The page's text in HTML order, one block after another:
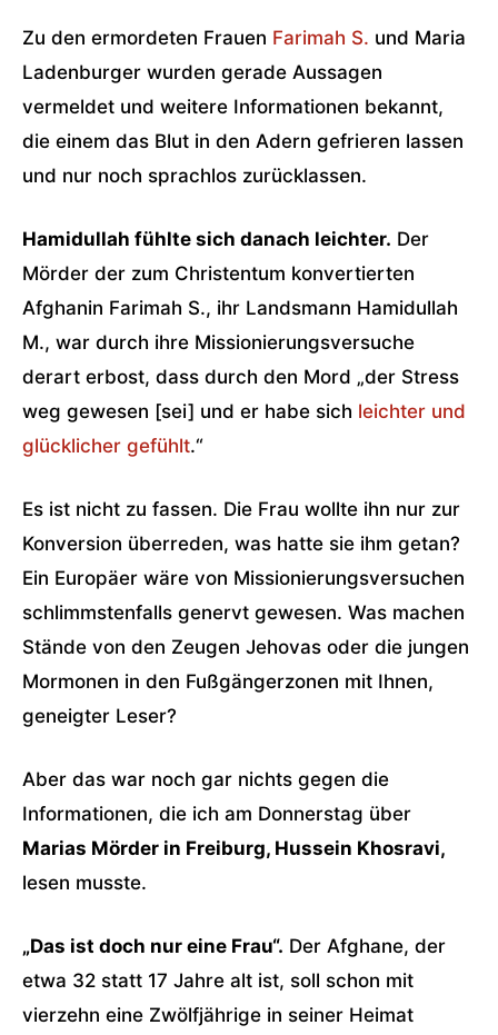
Zu den ermordeten Frauen Farimah S. und Maria
Ladenburger wurden gerade Aussagen
vermeldet und weitere Informationen bekannt,
die einem das Blut in den Adern gefrieren lassen
und nur noch sprachlos zurücklassen.
Hamidullah fühlte sich danach leichter. Der
Mörder der zum Christentum konvertierten
Afghanin Farimah S., ihr Landsmann Hamidullah
M., war durch ihre Missionierungsversuche
derart erbost, dass durch den Mord „der Stress
weg gewesen [sei] und er habe sich leichter und
glücklicher gefühlt.“
Es ist nicht zu fassen. Die Frau wollte ihn nur zur
Konversion überreden, was hatte sie ihm getan?
Ein Europäer wäre von Missionierungsversuchen
schlimmstenfalls genervt gewesen. Was machen
Stände von den Zeugen Jehovas oder die jungen
Mormonen in den Fußgängerzonen mit Ihnen,
geneigter Leser?
Aber das war noch gar nichts gegen die
Informationen, die ich am Donnerstag über
Marias Mörder in Freiburg, Hussein Khosravi,
lesen musste.
„Das ist doch nur eine Frau“. Der Afghane, der
etwa 32 statt 17 Jahre alt ist, soll schon mit
vierzehn eine Zwölfjährige in seiner Heimat